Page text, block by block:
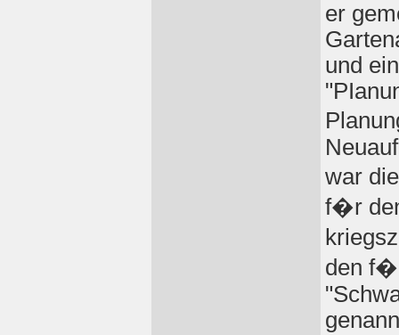
er
und
war
f�r
den